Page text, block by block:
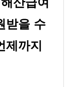
받을 수
제까지